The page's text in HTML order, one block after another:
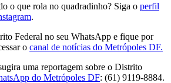
o que rola no quadradinho? Siga o perfil
.
Federal no seu WhatsApp e fique por
o canal de notícias do Metrópoles DF.
uma reportagem sobre o Distrito
do Metrópoles DF: (61) 9119-8884.